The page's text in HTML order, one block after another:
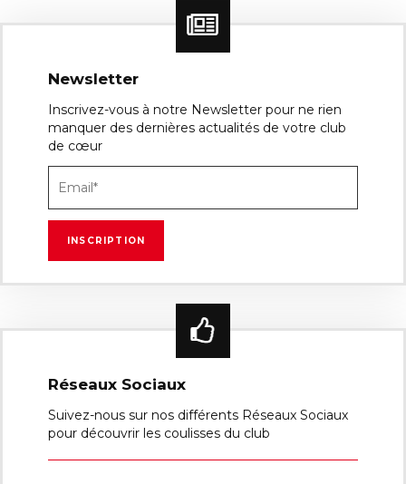
Newsletter
Inscrivez-vous à notre Newsletter pour ne rien
manquer des dernières actualités de votre club
de cœur
Réseaux Sociaux
Suivez-nous sur nos différents Réseaux Sociaux
pour découvrir les coulisses du club